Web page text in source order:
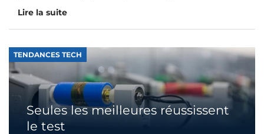
Lire la suite
TENDANCES TECH
Seules les meilleures réussissent
le test